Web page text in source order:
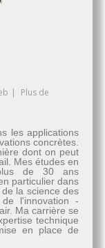
|
Plus de
les applications
concrètes.
dont on peut
Mes études en
de 30 ans
particulier dans
la science des
l'innovation -
Ma carrière se
technique
en place de